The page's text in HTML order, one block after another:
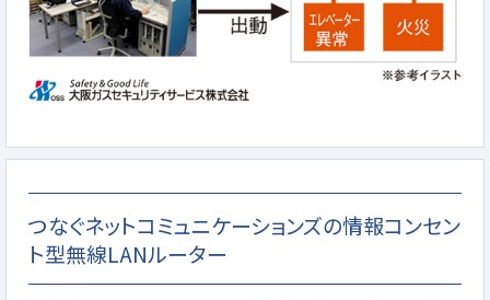
つなぐネットコミュニケーションズの情報コンセン
ト型無線LANルーター